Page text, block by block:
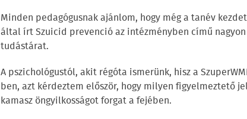
Minden pedagógusnak ajánlom, hogy még a tanév
által írt Szuicid prevenció az intézményben című
tudástárat.
A pszichológustól, akit régóta ismerünk, hisz a
ben, azt kérdeztem először, hogy milyen figyelmeztető
kamasz öngyilkosságot forgat a fejében.